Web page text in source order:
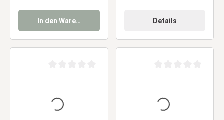
In den Warenkorb Details